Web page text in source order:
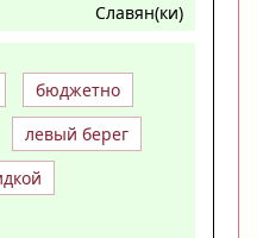
Славян(ки)
бюджетно
левый берег